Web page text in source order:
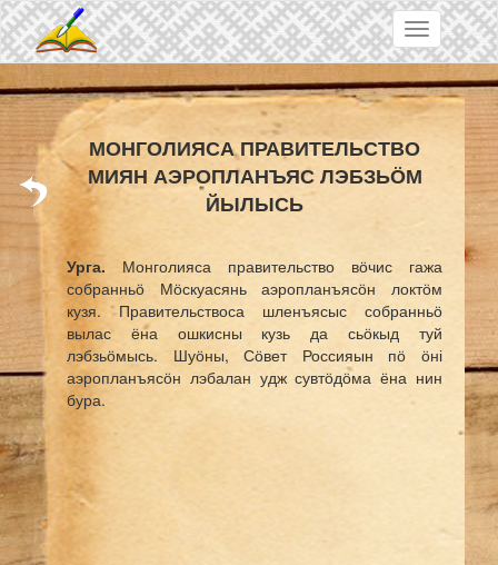
Skip to main content
Toggle
navigation
МОНГОЛИЯСА ПРАВИТЕЛЬСТВО
МИЯН АЭРОПЛАНЪЯС ЛЭБЗЬӦМ
ЙЫЛЫСЬ
Урга. Монголияса правительство вӧчис гажа
собранньӧ Мӧскуасянь аэропланъясӧн локтӧм
кузя. Правительствоса шленъясыс собранньӧ
вылас ёна ошкисны кузь да сьӧкыд туй
лэбзьӧмысь. Шуӧны, Сӧвет Россияын пӧ ӧні
аэропланъясӧн лэбалан удж сувтӧдӧма ёна нин
бура.